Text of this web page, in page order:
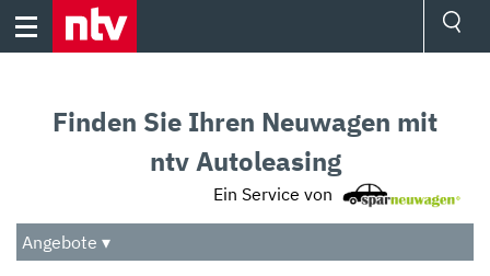
Skip
Audio
Das Beste
Finden Sie Ihren Neuwagen mit
ntv Autoleasing
Ein Service von
Angebote ▾